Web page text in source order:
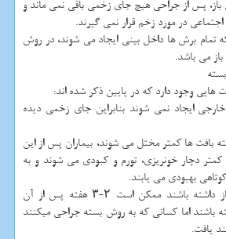
باز، پس از جراحی هیچ جای زخمی باقی نمی ماند و
در مورد زخم قرار نمی گیرند.
تمام برش ها داخل بینی ایجاد می شوند، در روش
می باشد.
هایی وجود دارد که در پایین ذکر شده اند:
ایجاد نمی شوند بنابراین جای زخمی دیده
بافت ها کمتر مختل می شوند، بیماران پس از این
دچار خونریزی، تورم و کبودی می شوند و به
بهبودی می یابند.
افرادی که جراحی بینی باز داشته باشند ممکن است ۲-۳ هفته پس از آن
باشند اما کسانی که به روش بسته جراحی میکنند